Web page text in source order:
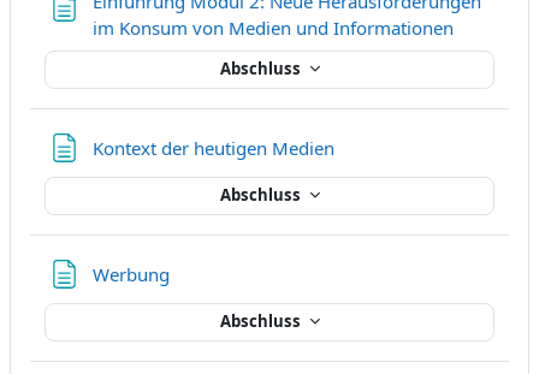
im Konsum von Medien und Informationen
Abschluss
Kontext der heutigen Medien
Abschluss
Werbung
Abschluss